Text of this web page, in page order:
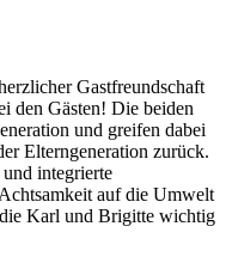
Gastfreundschaft
den Gästen! Die beiden
und greifen dabei
Elterngeneration zurück.
integrierte
auf die Umwelt
Karl und Brigitte wichtig